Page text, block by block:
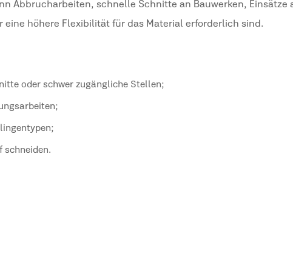
Abbrucharbeiten, schnelle Schnitte an Bauwerken, Einsätze
eine höhere Flexibilität für das Material erforderlich sind.
oder schwer zugängliche Stellen;
schneiden.